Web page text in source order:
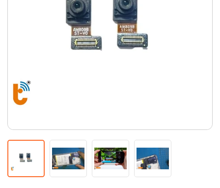
Màn hình Xiaomi Màn hình Realme
Màn hình Vsmart Màn hình Google Pixel
Thay pin